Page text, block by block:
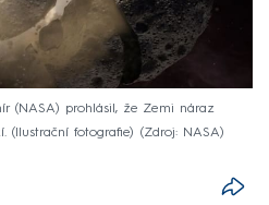
(NASA) prohlásil, že Zemi náraz
(Ilustrační fotografie)
Zdroj: NASA